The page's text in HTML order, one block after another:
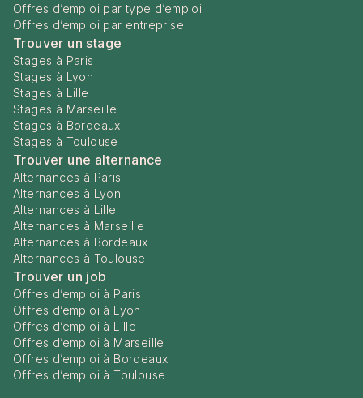
Offres d’emploi par type d’emploi
Offres d’emploi par entreprise
Trouver un stage
Stages à Paris
Stages à Lyon
Stages à Lille
Stages à Marseille
Stages à Bordeaux
Stages à Toulouse
Trouver une alternance
Alternances à Paris
Alternances à Lyon
Alternances à Lille
Alternances à Marseille
Alternances à Bordeaux
Alternances à Toulouse
Trouver un job
Offres d’emploi à Paris
Offres d’emploi à Lyon
Offres d’emploi à Lille
Offres d’emploi à Marseille
Offres d’emploi à Bordeaux
Offres d’emploi à Toulouse